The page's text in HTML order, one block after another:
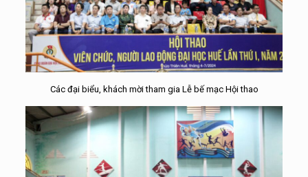
Các đại biểu, khách mời tham gia Lễ bế mạc Hội thao